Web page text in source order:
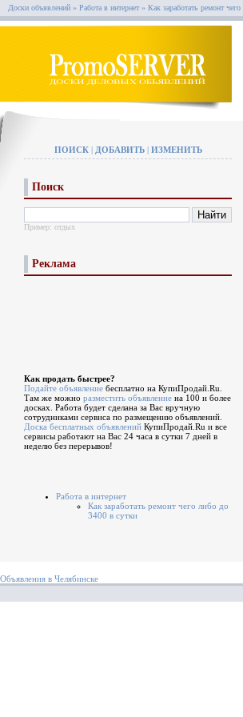
Доски объявлений » Работа в интернет» Как заработать ремонт
ПОИСК| ДОБАВИТЬ| ИЗМЕНИТЬ
Поиск
Пример: отдых
Реклама
Как продать быстрее?
Подайте объявление бесплатно на КупиПродай.Ru.
Там же можно разместить объявление на 100 и более
досках. Работа будет сделана за Вас вручную
сотрудниками сервиса по размещению объявлений.
Доска бесплатных объявлений КупиПродай.Ru и все
сервисы работают на Вас 24 часа в сутки 7 дней в
неделю без перерывов!
Работа в интернет
Как заработать ремонт чего либо до
3400 в сутки
Объявления в Челябинске